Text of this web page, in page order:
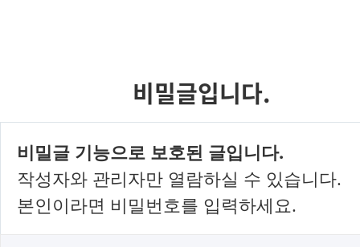
비밀글입니다.
비밀글 기능으로 보호된 글입니다.
작성자와 관리자만 열람하실 수 있습니다.
본인이라면 비밀번호를 입력하세요.